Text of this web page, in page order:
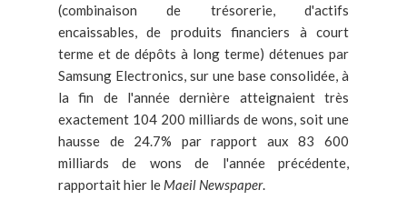
(combinaison de trésorerie, d'actifs
encaissables, de produits financiers à court
terme et de dépôts à long terme) détenues par
Samsung Electronics, sur une base consolidée, à
la fin de l'année dernière atteignaient très
exactement 104 200 milliards de wons, soit une
hausse de 24.7% par rapport aux 83 600
milliards de wons de l'année précédente,
rapportait hier le Maeil Newspaper.